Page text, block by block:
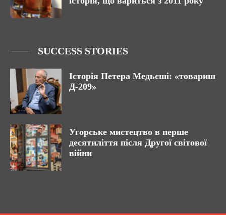
SUCCESS STORIES
Історія Петера Медьєші: «товариш
Д-209»
Угорське мистецтво в перше
десятиліття після Другої світової
війни